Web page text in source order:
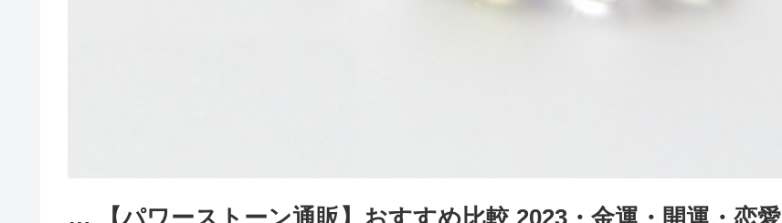
… 【パワーストーン通販】おすすめ比較 2023・金運・開運・恋愛